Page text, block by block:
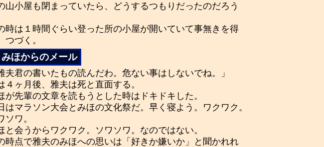
山小屋も閉まっていたら、どうするつもりだったのだろう
時は１時間ぐらい登った所の小屋が開いていて事無きを得
つづく。
みほからのメール
夫君の書いたもの読んだわ。危ない事はしないでね。」
４ヶ月後、雅夫は死と直面する。
が先輩の文章を読もうとした時はドキドキした。
はマラソン大会とみほの文化祭だ。早く寝よう。ワクワク。
ソワ。
と会うからワクワク。ソワソワ。なのではない。
時点で雅夫のみほへの思いは「好きか嫌いか」と聞かれれ